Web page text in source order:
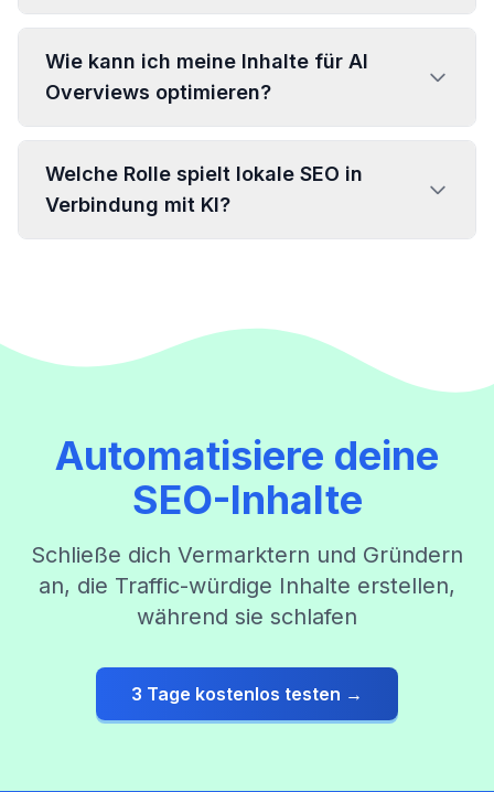
Wie kann ich meine Inhalte für AI
Overviews optimieren?
Welche Rolle spielt lokale SEO in
Verbindung mit KI?
Automatisiere deine
SEO-Inhalte
Schließe dich Vermarktern und Gründern
an, die Traffic-würdige Inhalte erstellen,
während sie schlafen
3 Tage kostenlos testen →